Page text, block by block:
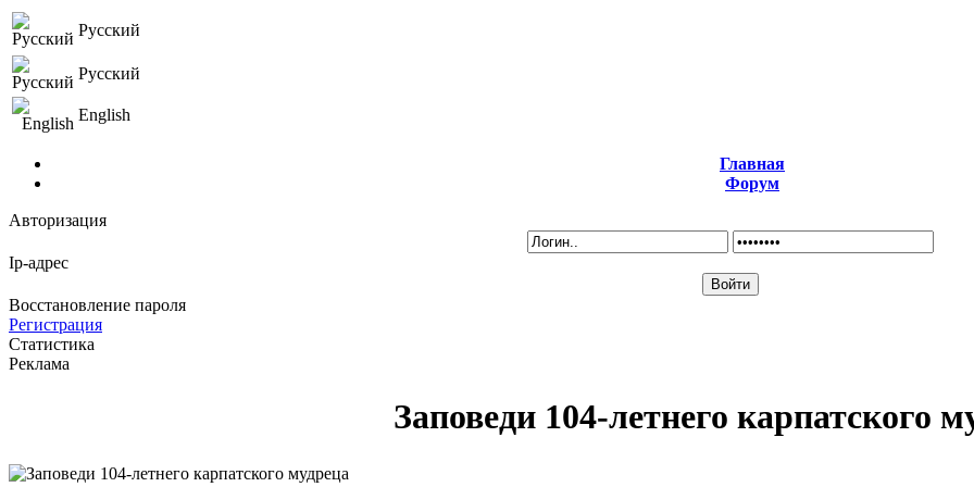
Русский
Русский
English
Главная
Форум
Авторизация
Ip-адрес
Восстановление пароля
Регистрация
Статистика
Реклама
Заповеди 104-летнего карпатского